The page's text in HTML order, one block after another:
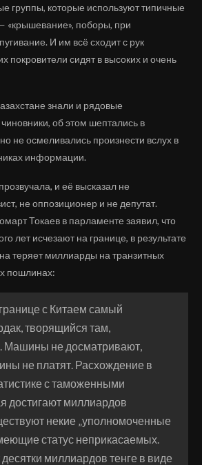
группы, которые используют типичные
«крышевание», поборы, при
И им всё сходит с рук
покровители сидят в высоких и очень
знали и рядовые
об этом шептались в
не осмеливались произнести вслух в
информации.
и её высказал не
не оппозиционер и не депутат.
Токаев в парламенте заявил, что
лет исчезают на границе, в результате
теряет миллиарды на транзитных
пошлинах:
с Китаем самый
творящийся там,
Машины не досматривают,
не платят. Расхождение в
с таможенными
достигают миллиардов
некие „уполномоченные
статус неприкасаемых.
миллиардов тенге в виде